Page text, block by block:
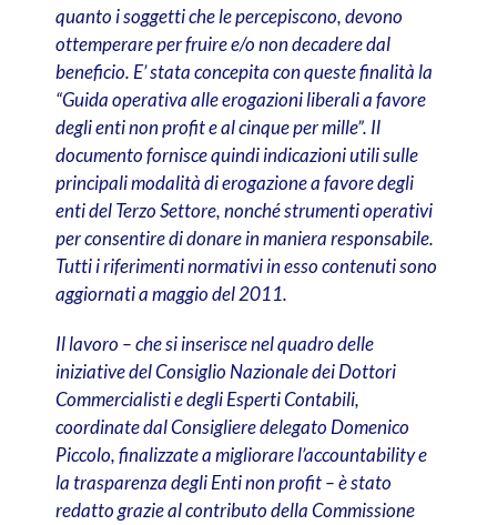
quanto i soggetti che le percepiscono, devono
ottemperare per fruire e/o non decadere dal
beneficio. E’ stata concepita con queste finalità la
“Guida operativa alle erogazioni liberali a favore
degli enti non profit e al cinque per mille”. Il
documento fornisce quindi indicazioni utili sulle
principali modalità di erogazione a favore degli
enti del Terzo Settore, nonché strumenti operativi
per consentire di donare in maniera responsabile.
Tutti i riferimenti normativi in esso contenuti sono
aggiornati a maggio del 2011.
Il lavoro – che si inserisce nel quadro delle
iniziative del Consiglio Nazionale dei Dottori
Commercialisti e degli Esperti Contabili,
coordinate dal Consigliere delegato Domenico
Piccolo, finalizzate a migliorare l’accountability e
la trasparenza degli Enti non profit – è stato
redatto grazie al contributo della Commissione